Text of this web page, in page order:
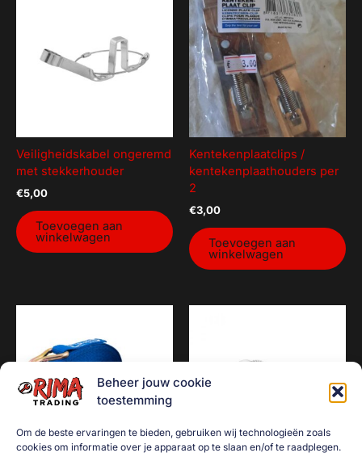
Beheer jouw cookie
toestemming
Om de beste ervaringen te bieden, gebruiken wij technologieën zoals
cookies om informatie over je apparaat op te slaan en/of te raadplegen.
Veiligheidskabel ongeremd
met stekkerhouder
€5,00
Toevoegen aan
winkelwagen
Kentekenplaatclips /
kentekenplaathouders per
2
€3,00
Toevoegen aan
winkelwagen